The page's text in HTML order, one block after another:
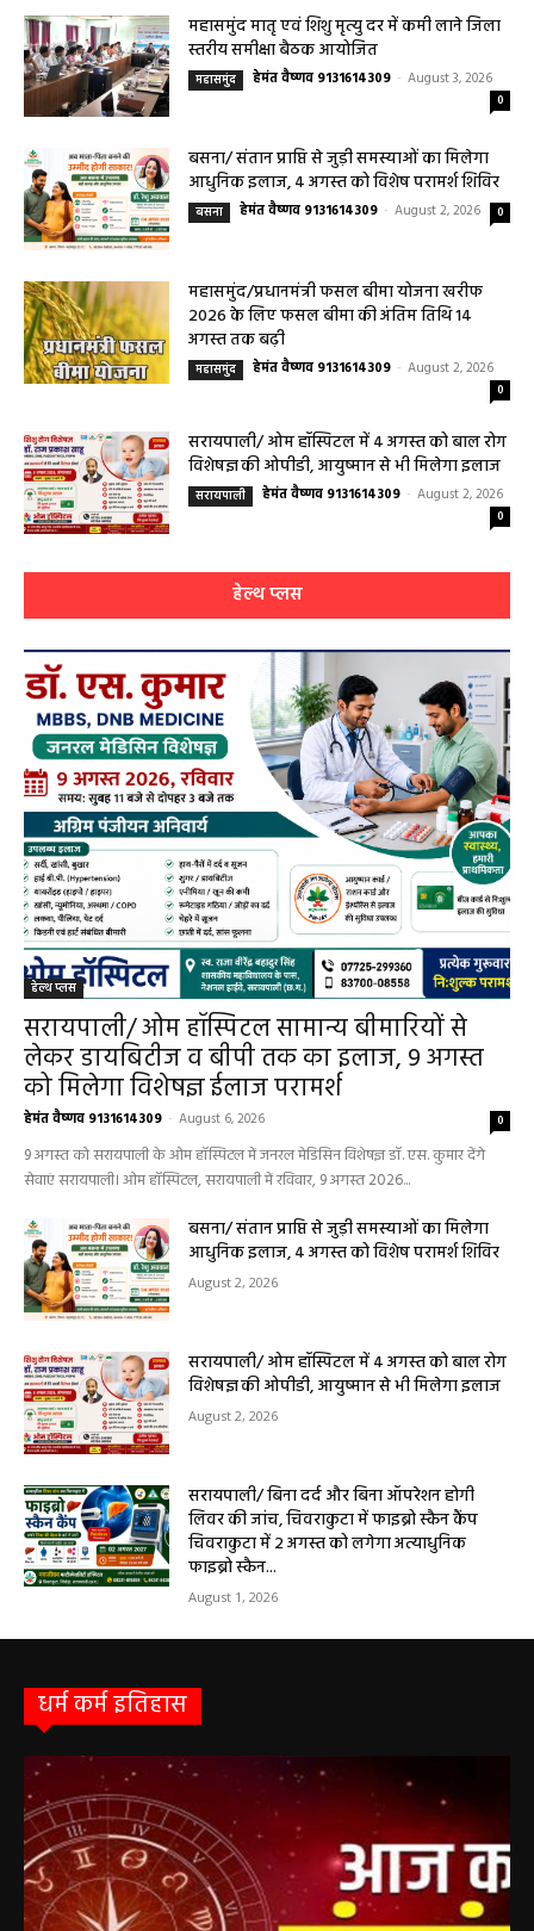
महासमुंद मातृ एवं शिशु मृत्यु दर में कमी लाने जिला
स्तरीय समीक्षा बैठक आयोजित
महासमुंद हेमंत वैष्णव 9131614309 - August 3, 2026
0
बसना/ संतान प्राप्ति से जुड़ी समस्याओं का मिलेगा
आधुनिक इलाज, 4 अगस्त को विशेष परामर्श शिविर
बसना हेमंत वैष्णव 9131614309 - August 2, 2026 0
महासमुंद/प्रधानमंत्री फसल बीमा योजना खरीफ
2026 के लिए फसल बीमा की अंतिम तिथि 14
अगस्त तक बढ़ी
महासमुंद हेमंत वैष्णव 9131614309 - August 2, 2026
0
सरायपाली/ ओम हॉस्पिटल में 4 अगस्त को बाल रोग
विशेषज्ञ की ओपीडी, आयुष्मान से भी मिलेगा इलाज
सरायपाली हेमंत वैष्णव 9131614309 - August 2, 2026
0
हेल्थ प्लस
हेल्थ प्लस
सरायपाली/ ओम हॉस्पिटल सामान्य बीमारियों से
लेकर डायबिटीज व बीपी तक का इलाज, 9 अगस्त
को मिलेगा विशेषज्ञ ईलाज परामर्श
हेमंत वैष्णव 9131614309 - August 6, 2026 0
9 अगस्त को सरायपाली के ओम हॉस्पिटल में जनरल मेडिसिन विशेषज्ञ डॉ. एस. कुमार देंगे
सेवाएं सरायपाली। ओम हॉस्पिटल, सरायपाली में रविवार, 9 अगस्त 2026...
बसना/ संतान प्राप्ति से जुड़ी समस्याओं का मिलेगा
आधुनिक इलाज, 4 अगस्त को विशेष परामर्श शिविर
August 2, 2026
सरायपाली/ ओम हॉस्पिटल में 4 अगस्त को बाल रोग
विशेषज्ञ की ओपीडी, आयुष्मान से भी मिलेगा इलाज
August 2, 2026
सरायपाली/ बिना दर्द और बिना ऑपरेशन होगी
लिवर की जांच, चिवराकुटा में फाइब्रो स्कैन कैंप
चिवराकुटा में 2 अगस्त को लगेगा अत्याधुनिक
फाइब्रो स्कैन...
August 1, 2026
धर्म कर्म इतिहास